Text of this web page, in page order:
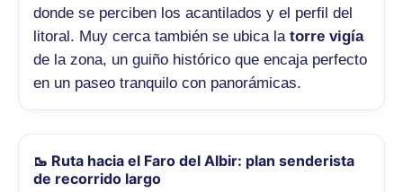
donde se perciben los acantilados y el perfil del
litoral. Muy cerca también se ubica la torre vigía
de la zona, un guiño histórico que encaja perfecto
en un paseo tranquilo con panorámicas.
🥾 Ruta hacia el Faro del Albir: plan senderista
de recorrido largo